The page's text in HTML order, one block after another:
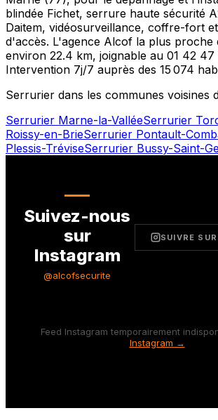
blindée Fichet, serrure haute sécurité
Daitem, vidéosurveillance, coffre-fort
d'accès. L'agence Alcof la plus proche
environ 22.4 km, joignable au 01 42 47
Intervention 7j/7 auprès des 15 074
Serrurier dans les communes voisines
Serrurier Marne-la-ValléeSerrurier
Roissy-en-BrieSerrurier Pontault-
Plessis-TréviseSerrurier Bussy-Saint-
Suivez-nous
sur
Instagram
@alcofsecurite
SUIVRE
Feed Instagram temporairement
Instagram →